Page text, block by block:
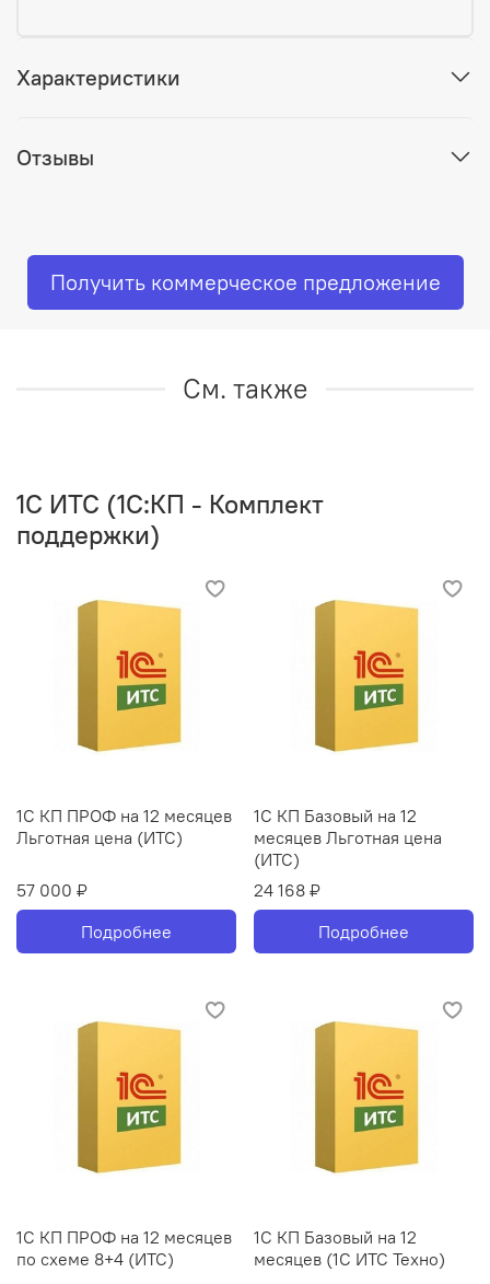
Характеристики
Отзывы
Получить коммерческое предложение
См. также
1C ИТС (1С:КП - Комплект
поддержки)
1С КП ПРОФ на 12 месяцев
Льготная цена (ИТС)
57 000 ₽
Подробнее
1С КП Базовый на 12
месяцев Льготная цена
(ИТС)
24 168 ₽
Подробнее
1С КП ПРОФ на 12 месяцев
по схеме 8+4 (ИТС)
1С КП Базовый на 12
месяцев (1С ИТС Техно)